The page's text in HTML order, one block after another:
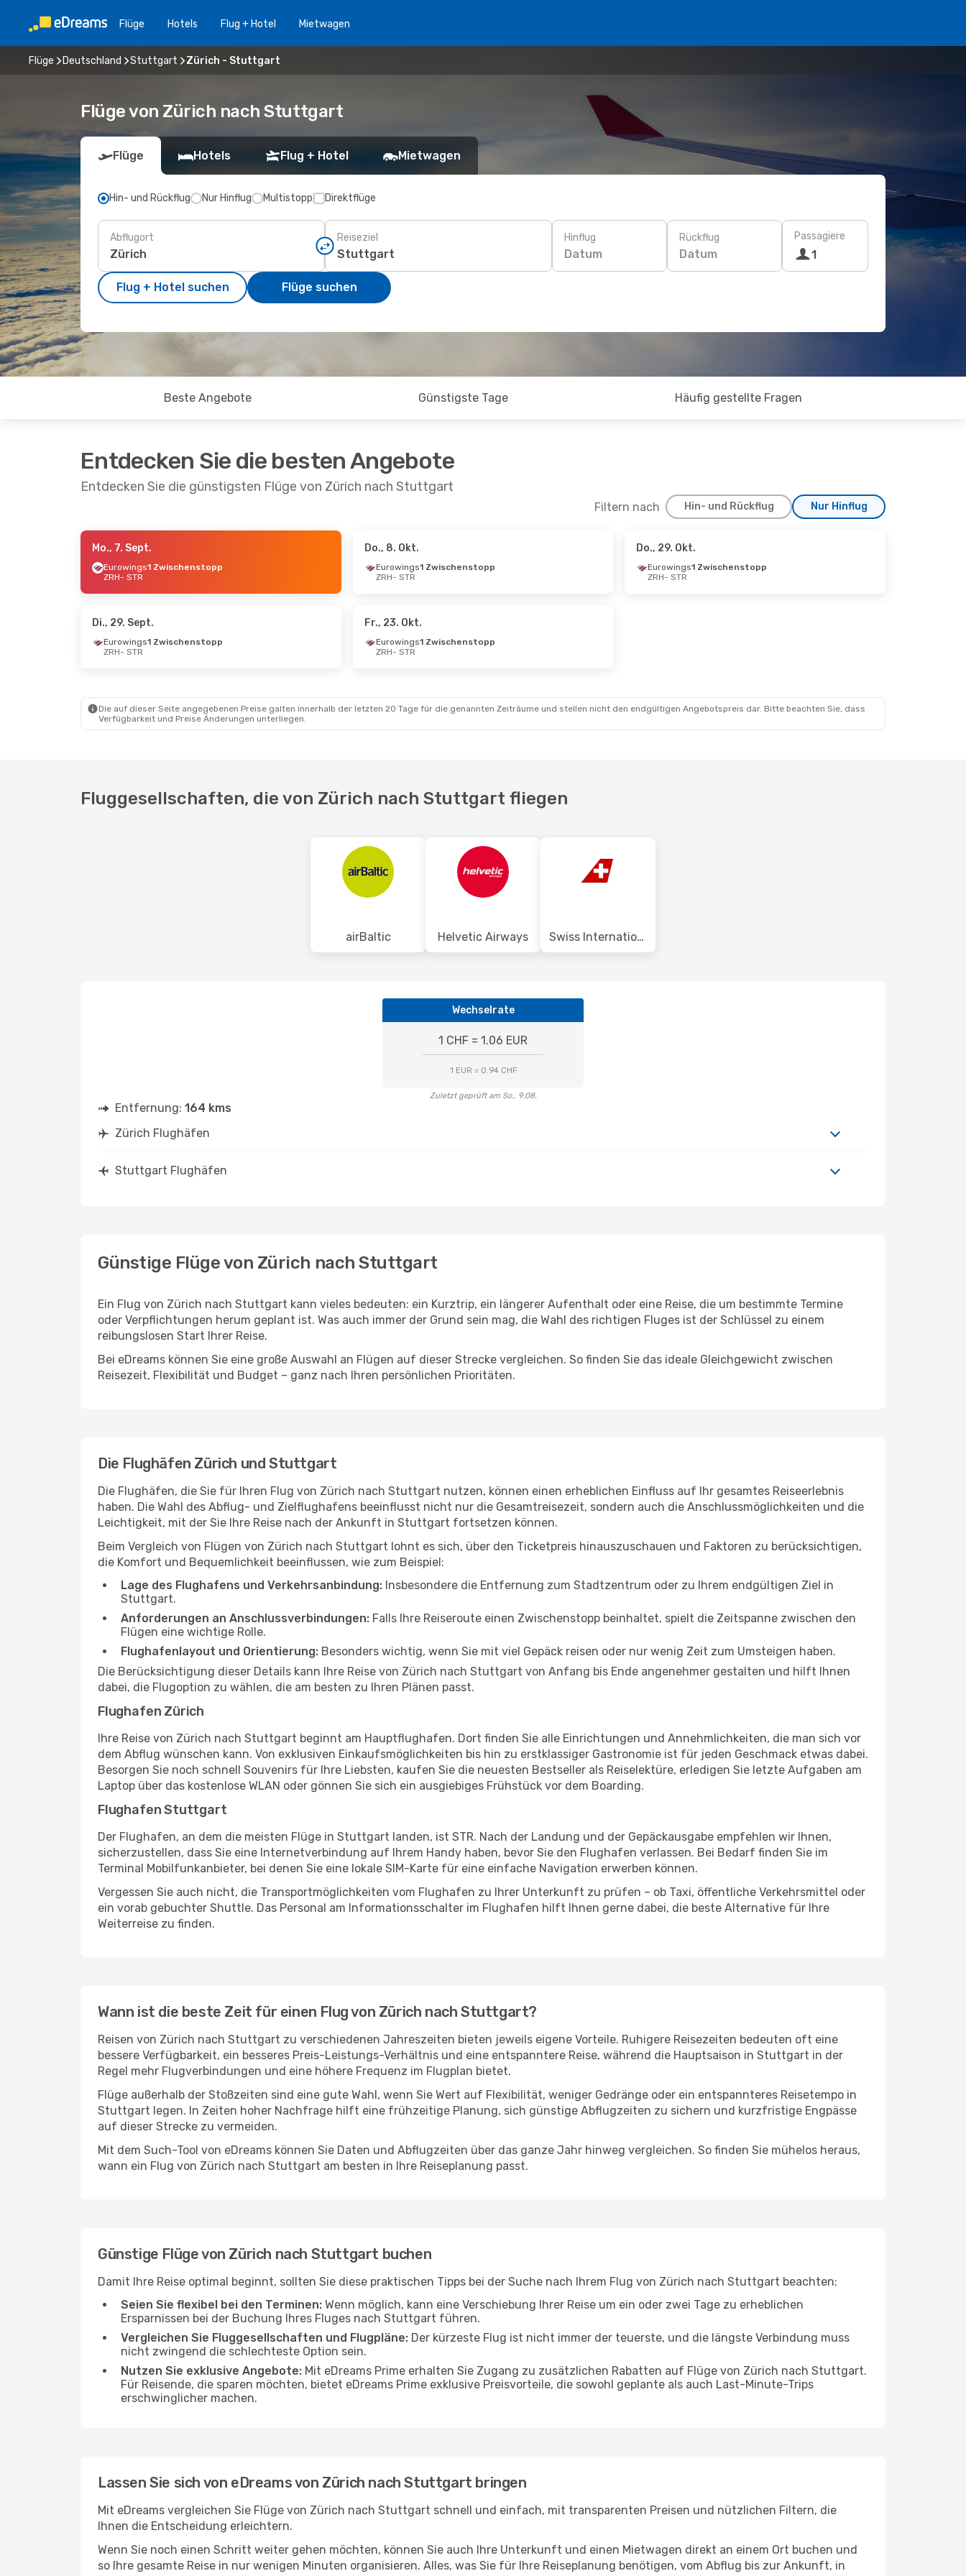
Flüge Hotels Flug + Hotel Mietwagen
Flüge Deutschland Stuttgart Zürich - Stuttgart
Flüge von Zürich nach Stuttgart
Flüge Hotels Flug + Hotel Mietwagen
Hin- und Rückflug Nur Hinflug Multistopp Direktflüge
Abflugort Reiseziel Hinflug
Datum
Rückflug
Datum
Passagiere
1
Flug + Hotel suchen Flüge suchen
Beste Angebote Günstigste Tage Häufig gestellte Fragen
Entdecken Sie die besten Angebote
Entdecken Sie die günstigsten Flüge von Zürich nach Stuttgart
Filtern nach Hin- und Rückflug Nur Hinflug
- Sa., 19. Sept.
Swiss International Air LinesDirekt
Swiss International Air LinesDirekt
Direkt
- So., 25. Okt. - So., 30. Aug.
STR
- ZRH
STR
- ZRH
Mo., 7. Sept.
Eurowings1 Zwischenstopp
ZRH- STR
Do., 8. Okt.
Eurowings1 Zwischenstopp
ZRH- STR
Do., 29. Okt.
Eurowings1 Zwischenstopp
ZRH- STR
Di., 29. Sept.
Eurowings1 Zwischenstopp
ZRH- STR
Fr., 23. Okt.
Eurowings1 Zwischenstopp
ZRH- STR
Die auf dieser Seite angegebenen Preise galten innerhalb der letzten 20 Tage für die genannten Zeiträume und stellen nicht den endgültigen Angebotspreis dar. Bitte beachten Sie, dass
Verfügbarkeit und Preise Änderungen unterliegen.
Fluggesellschaften, die von Zürich nach Stuttgart fliegen
airBaltic Helvetic Airways Swiss International Air Lines
Wechselrate
1 CHF = 1.06 EUR
1 EUR = 0.94 CHF
Zuletzt geprüft am So., 9.08.
Entfernung: 164 kms
Zürich Flughäfen
Stuttgart Flughäfen
Günstige Flüge von Zürich nach Stuttgart
Ein Flug von Zürich nach Stuttgart kann vieles bedeuten: ein Kurztrip, ein längerer Aufenthalt oder eine Reise, die um bestimmte Termine
oder Verpflichtungen herum geplant ist. Was auch immer der Grund sein mag, die Wahl des richtigen Fluges ist der Schlüssel zu einem
reibungslosen Start Ihrer Reise.
Bei eDreams können Sie eine große Auswahl an Flügen auf dieser Strecke vergleichen. So finden Sie das ideale Gleichgewicht zwischen
Reisezeit, Flexibilität und Budget – ganz nach Ihren persönlichen Prioritäten.
Die Flughäfen Zürich und Stuttgart
Die Flughäfen, die Sie für Ihren Flug von Zürich nach Stuttgart nutzen, können einen erheblichen Einfluss auf Ihr gesamtes Reiseerlebnis
haben. Die Wahl des Abflug- und Zielflughafens beeinflusst nicht nur die Gesamtreisezeit, sondern auch die Anschlussmöglichkeiten und die
Leichtigkeit, mit der Sie Ihre Reise nach der Ankunft in Stuttgart fortsetzen können.
Beim Vergleich von Flügen von Zürich nach Stuttgart lohnt es sich, über den Ticketpreis hinauszuschauen und Faktoren zu berücksichtigen,
die Komfort und Bequemlichkeit beeinflussen, wie zum Beispiel:
Lage des Flughafens und Verkehrsanbindung: Insbesondere die Entfernung zum Stadtzentrum oder zu Ihrem endgültigen Ziel in
Stuttgart.
Anforderungen an Anschlussverbindungen: Falls Ihre Reiseroute einen Zwischenstopp beinhaltet, spielt die Zeitspanne zwischen den
Flügen eine wichtige Rolle.
Flughafenlayout und Orientierung: Besonders wichtig, wenn Sie mit viel Gepäck reisen oder nur wenig Zeit zum Umsteigen haben.
Die Berücksichtigung dieser Details kann Ihre Reise von Zürich nach Stuttgart von Anfang bis Ende angenehmer gestalten und hilft Ihnen
dabei, die Flugoption zu wählen, die am besten zu Ihren Plänen passt.
Flughafen Zürich
Ihre Reise von Zürich nach Stuttgart beginnt am Hauptflughafen. Dort finden Sie alle Einrichtungen und Annehmlichkeiten, die man sich vor
dem Abflug wünschen kann. Von exklusiven Einkaufsmöglichkeiten bis hin zu erstklassiger Gastronomie ist für jeden Geschmack etwas dabei.
Besorgen Sie noch schnell Souvenirs für Ihre Liebsten, kaufen Sie die neuesten Bestseller als Reiselektüre, erledigen Sie letzte Aufgaben am
Laptop über das kostenlose WLAN oder gönnen Sie sich ein ausgiebiges Frühstück vor dem Boarding.
Flughafen Stuttgart
Der Flughafen, an dem die meisten Flüge in Stuttgart landen, ist STR. Nach der Landung und der Gepäckausgabe empfehlen wir Ihnen,
sicherzustellen, dass Sie eine Internetverbindung auf Ihrem Handy haben, bevor Sie den Flughafen verlassen. Bei Bedarf finden Sie im
Terminal Mobilfunkanbieter, bei denen Sie eine lokale SIM-Karte für eine einfache Navigation erwerben können.
Vergessen Sie auch nicht, die Transportmöglichkeiten vom Flughafen zu Ihrer Unterkunft zu prüfen – ob Taxi, öffentliche Verkehrsmittel oder
ein vorab gebuchter Shuttle. Das Personal am Informationsschalter im Flughafen hilft Ihnen gerne dabei, die beste Alternative für Ihre
Weiterreise zu finden.
Wann ist die beste Zeit für einen Flug von Zürich nach Stuttgart?
Reisen von Zürich nach Stuttgart zu verschiedenen Jahreszeiten bieten jeweils eigene Vorteile. Ruhigere Reisezeiten bedeuten oft eine
bessere Verfügbarkeit, ein besseres Preis-Leistungs-Verhältnis und eine entspanntere Reise, während die Hauptsaison in Stuttgart in der
Regel mehr Flugverbindungen und eine höhere Frequenz im Flugplan bietet.
Flüge außerhalb der Stoßzeiten sind eine gute Wahl, wenn Sie Wert auf Flexibilität, weniger Gedränge oder ein entspannteres Reisetempo in
Stuttgart legen. In Zeiten hoher Nachfrage hilft eine frühzeitige Planung, sich günstige Abflugzeiten zu sichern und kurzfristige Engpässe
auf dieser Strecke zu vermeiden.
Mit dem Such-Tool von eDreams können Sie Daten und Abflugzeiten über das ganze Jahr hinweg vergleichen. So finden Sie mühelos heraus,
wann ein Flug von Zürich nach Stuttgart am besten in Ihre Reiseplanung passt.
Günstige Flüge von Zürich nach Stuttgart buchen
Damit Ihre Reise optimal beginnt, sollten Sie diese praktischen Tipps bei der Suche nach Ihrem Flug von Zürich nach Stuttgart beachten:
Seien Sie flexibel bei den Terminen: Wenn möglich, kann eine Verschiebung Ihrer Reise um ein oder zwei Tage zu erheblichen
Ersparnissen bei der Buchung Ihres Fluges nach Stuttgart führen.
Vergleichen Sie Fluggesellschaften und Flugpläne: Der kürzeste Flug ist nicht immer der teuerste, und die längste Verbindung muss
nicht zwingend die schlechteste Option sein.
Nutzen Sie exklusive Angebote: Mit eDreams Prime erhalten Sie Zugang zu zusätzlichen Rabatten auf Flüge von Zürich nach Stuttgart.
Für Reisende, die sparen möchten, bietet eDreams Prime exklusive Preisvorteile, die sowohl geplante als auch Last-Minute-Trips
erschwinglicher machen.
Lassen Sie sich von eDreams von Zürich nach Stuttgart bringen
Mit eDreams vergleichen Sie Flüge von Zürich nach Stuttgart schnell und einfach, mit transparenten Preisen und nützlichen Filtern, die
Ihnen die Entscheidung erleichtern.
Wenn Sie noch einen Schritt weiter gehen möchten, können Sie auch Ihre Unterkunft und einen Mietwagen direkt an einem Ort buchen und
so Ihre gesamte Reise in nur wenigen Minuten organisieren. Alles, was Sie für Ihre Reiseplanung benötigen, vom Abflug bis zur Ankunft, in